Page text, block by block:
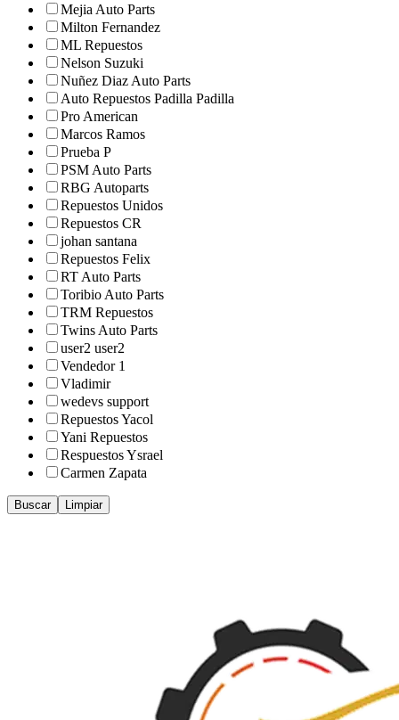
Mejia Auto Parts
Milton Fernandez
ML Repuestos
Nelson Suzuki
Nuñez Diaz Auto Parts
Auto Repuestos Padilla Padilla
Pro American
Marcos Ramos
Prueba P
PSM Auto Parts
RBG Autoparts
Repuestos Unidos
Repuestos CR
johan santana
Repuestos Felix
RT Auto Parts
Toribio Auto Parts
TRM Repuestos
Twins Auto Parts
user2 user2
Vendedor 1
Vladimir
wedevs support
Repuestos Yacol
Yani Repuestos
Respuestos Ysrael
Carmen Zapata
Buscar Limpiar